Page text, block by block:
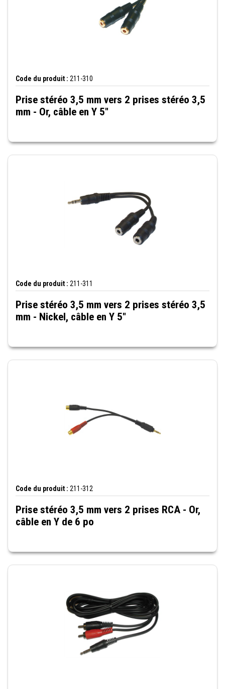
Code du produit : 211-310
Prise stéréo 3,5 mm vers 2 prises stéréo 3,5
mm - Or, câble en Y 5"
Code du produit : 211-311
Prise stéréo 3,5 mm vers 2 prises stéréo 3,5
mm - Nickel, câble en Y 5"
Code du produit : 211-312
Prise stéréo 3,5 mm vers 2 prises RCA - Or,
câble en Y de 6 po